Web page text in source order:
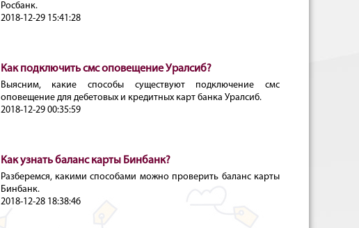
Росбанк.
2018-12-29 15:41:28
Как подключить смс оповещение Уралсиб?
Выясним, какие способы существуют подключение смс
оповещение для дебетовых и кредитных карт банка Уралсиб.
2018-12-29 00:35:59
Как узнать баланс карты Бинбанк?
Разберемся, какими способами можно проверить баланс карты
Бинбанк.
2018-12-28 18:38:46